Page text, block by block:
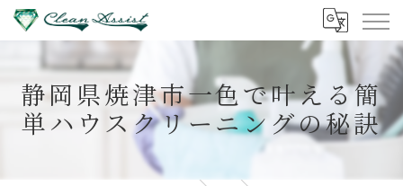
静岡県焼津市一色で叶える簡
単ハウスクリーニングの秘訣